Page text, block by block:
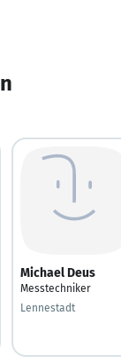
Michael Deus
Messtechniker
Lennestadt